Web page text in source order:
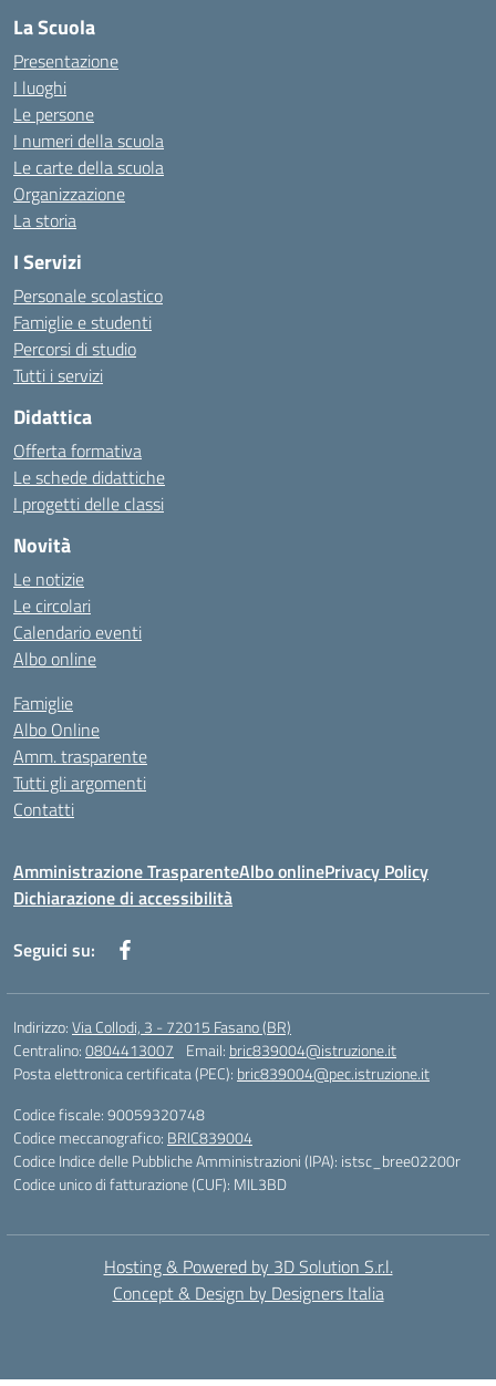
La Scuola
Presentazione
I luoghi
Le persone
I numeri della scuola
Le carte della scuola
Organizzazione
La storia
I Servizi
Personale scolastico
Famiglie e studenti
Percorsi di studio
Tutti i servizi
Didattica
Offerta formativa
Le schede didattiche
I progetti delle classi
Novità
Le notizie
Le circolari
Calendario eventi
Albo online
Famiglie
Albo Online
Amm. trasparente
Tutti gli argomenti
Contatti
Amministrazione TrasparenteAlbo onlinePrivacy Policy
Dichiarazione di accessibilità
Seguici su:
Indirizzo:Via Collodi, 3 - 72015 Fasano (BR)
Centralino:0804413007 Email: bric839004@istruzione.it
Posta elettronica certificata (PEC): bric839004@pec.istruzione.it
Codice fiscale: 90059320748
Codice meccanografico: BRIC839004
Codice Indice delle Pubbliche Amministrazioni (IPA): istsc_bree02200r
Codice unico di fatturazione (CUF): MIL3BD
Hosting & Powered by 3D Solution S.r.l.
Concept & Design by Designers Italia